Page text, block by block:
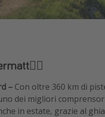
– Con oltre 360 km di
dei migliori
in estate, grazie al